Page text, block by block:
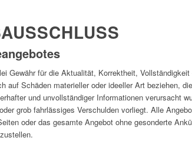
Gewähr für die Aktualität, Korrektheit,
auf Schäden materieller oder ideeller Art beziehen,
und unvollständiger Informationen verursacht
grob fahrlässiges Verschulden vorliegt. Alle
oder das gesamte Angebot ohne gesonderte